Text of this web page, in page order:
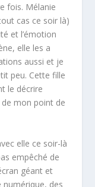
fois. Mélanie
cas ce soir là)
et l’émotion
elle les a
aussi et je
peu. Cette fille
le décrire
mon point de
elle ce soir-là
empêché de
géant et
numérique, des